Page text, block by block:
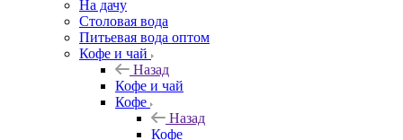
На дачу
Столовая вода
Питьевая вода оптом
Кофе и чай
Назад
Кофе и чай
Кофе
Назад
Кофе